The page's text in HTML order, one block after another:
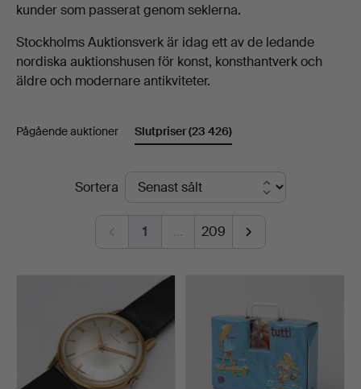
kunder som passerat genom seklerna.
Stockholms Auktionsverk är idag ett av de ledande
nordiska auktionshusen för konst, konsthantverk och
äldre och modernare antikviteter.
Pågående auktioner Slutpriser(23 426)
SlutpriserSortera
1 … 209